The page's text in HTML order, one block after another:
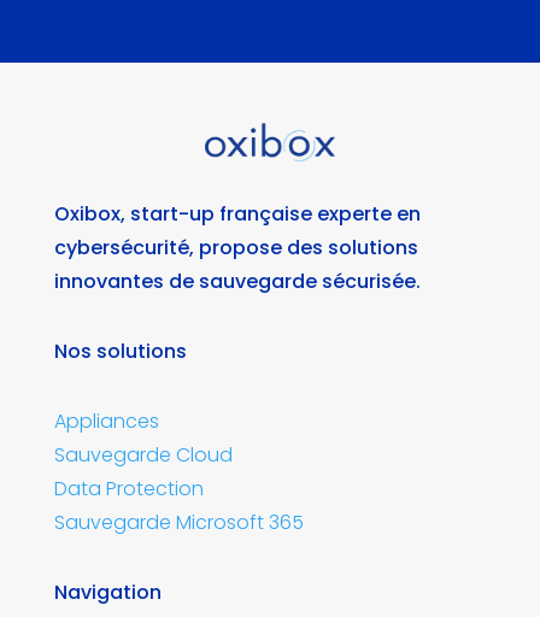
Oxibox, start-up française experte en
cybersécurité, propose des solutions
innovantes de sauvegarde sécurisée.
Nos solutions
Appliances
Sauvegarde Cloud
Data Protection
Sauvegarde Microsoft 365
Navigation